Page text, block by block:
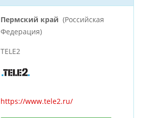
Пермский край (Российская
Федерация)
TELE2
https://www.tele2.ru/